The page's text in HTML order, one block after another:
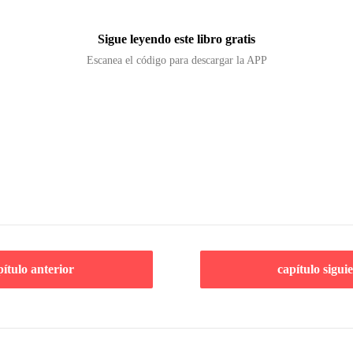
Sigue leyendo este libro gratis
Escanea el código para descargar la APP
anterior capítulo